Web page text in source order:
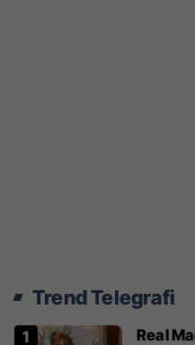
Trend Telegrafi
Real